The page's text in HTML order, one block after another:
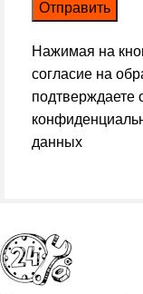
Нажимая на
согласие на
подтверждаете
данных